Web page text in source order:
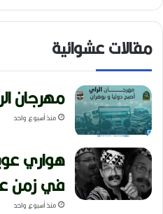
مقالات عشوائية
مهرجان
منذ أسبوع واحد
هواري
في زمن
منذ أسبوع واحد